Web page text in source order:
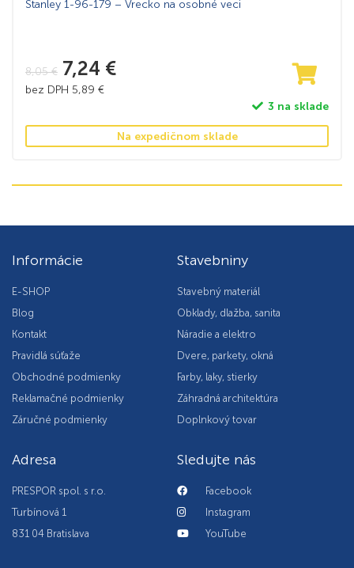
Stanley 1-96-179 – Vrecko na osobné veci
8,05€ 7,24 €
bez DPH 5,89 €
3 na sklade
Na expedičnom sklade
Informácie
E-SHOP
Blog
Kontakt
Pravidlá súťaže
Obchodné podmienky
Reklamačné podmienky
Záručné podmienky
Stavebniny
Stavebný materiál
Obklady, dlažba, sanita
Náradie a elektro
Dvere, parkety, okná
Farby, laky, stierky
Záhradná architektúra
Doplnkový tovar
Adresa
PRESPOR spol. s r.o.
Turbínová 1
831 04 Bratislava
Sledujte nás
Facebook
Instagram
YouTube